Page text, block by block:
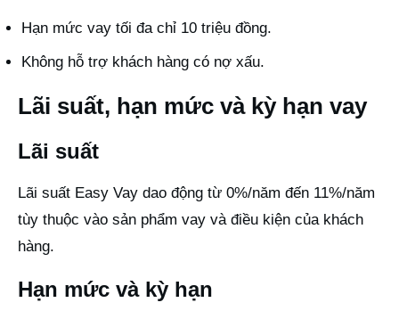
Hạn mức vay tối đa chỉ 10 triệu đồng.
Không hỗ trợ khách hàng có nợ xấu.
Lãi suất, hạn mức và kỳ hạn vay
Lãi suất
Lãi suất Easy Vay dao động từ 0%/năm đến 11%/năm
tùy thuộc vào sản phẩm vay và điều kiện của khách
hàng.
Hạn mức và kỳ hạn